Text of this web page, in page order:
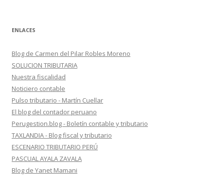
ENLACES
Blog de Carmen del Pilar Robles Moreno
SOLUCION TRIBUTARIA
Nuestra fiscalidad
Noticiero contable
Pulso tributario - Martín Cuellar
El blog del contador peruano
Perugestion.blog - Boletín contable y tributario
TAXLANDIA - Blog fiscal y tributario
ESCENARIO TRIBUTARIO PERÚ
PASCUAL AYALA ZAVALA
Blog de Yanet Mamani